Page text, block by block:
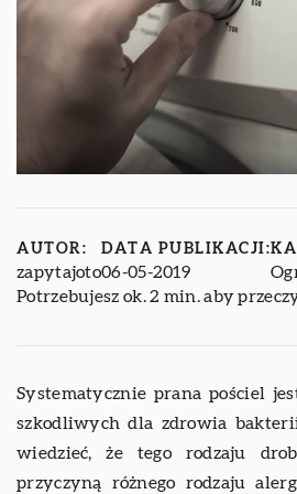
AUTOR:
zapytajoto
DATA PUBLIKACJI:
06-05-2019
Potrzebujesz ok. 2 min. aby
Systematycznie prana pościel
szkodliwych dla zdrowia
wiedzieć, że tego rodzaju
przyczyną różnego rodzaju